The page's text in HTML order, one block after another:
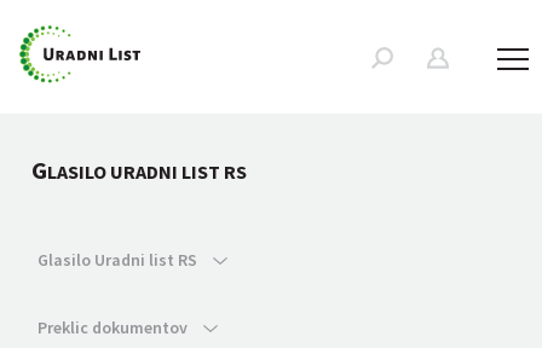
GLASILO URADNI LIST RS
Glasilo Uradni list RS
Preklic dokumentov